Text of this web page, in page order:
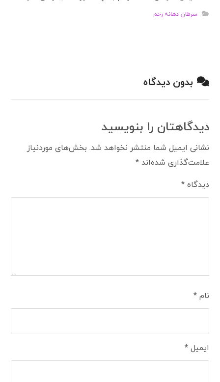
سرطان دهانه رحم
بدون دیدگاه
دیدگاهتان را بنویسید
نشانی ایمیل شما منتشر نخواهد شد. بخش‌های موردنیاز
علامت‌گذاری شده‌اند*
دیدگاه*
نام*
ایمیل*